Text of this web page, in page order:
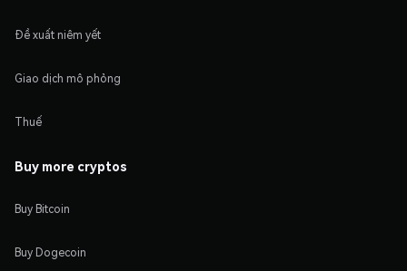
Đề xuất niêm yết
Giao dịch mô phỏng
Thuế
Buy more cryptos
Buy Bitcoin
Buy Dogecoin